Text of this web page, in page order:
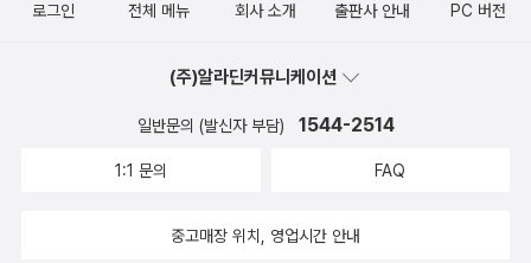
많다..나약한 인간의 마음이란...습자지 같아. 자기 싫은 아
양이 다르지 않네. 와우 행복하게 일단락하고 마무리된 듯
했으나,,,, 또 부른다. 이것이 현실육아엄마의 표정과 아이
보내지 않았다.초반에 집에서 푹 쉬게 하는게 좋을 것 같아서 나는 지
푹 재우고 싶기도 하고3시에 전화통화할 일이 있어 얼른 재우고 준비
로그인 전체 메뉴 회사 소개 출판사 안내 PC 버전
(주)알라딘커뮤니케이션
일반문의 (발신자 부담) 1544-2514
1:1 문의 FAQ
중고매장 위치, 영업시간 안내